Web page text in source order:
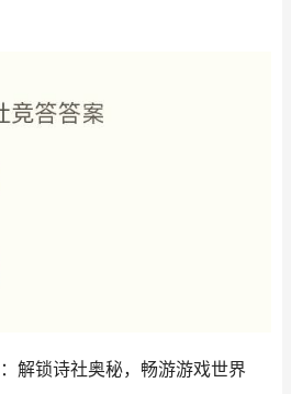
解锁诗社奥秘，畅游游戏世界